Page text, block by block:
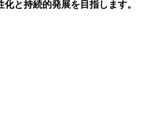
と持続的発展を目指します。